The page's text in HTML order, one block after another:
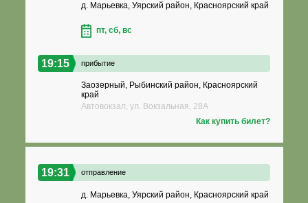
д. Марьевка, Уярский район, Красноярский край
пт, сб, вс
19:15 прибытие
Заозерный, Рыбинский район, Красноярский
край
Автовокзал, ул. Вокзальная, 28А
Как купить билет?
19:31 отправление
д. Марьевка, Уярский район, Красноярский край